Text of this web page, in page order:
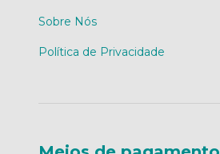
Sobre Nós
Política de Privacidade